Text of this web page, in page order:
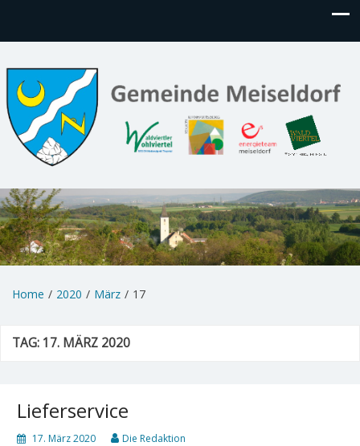
Home 2020 März 17
TAG: 17. MÄRZ 2020
Lieferservice
17. März 2020 Die Redaktion